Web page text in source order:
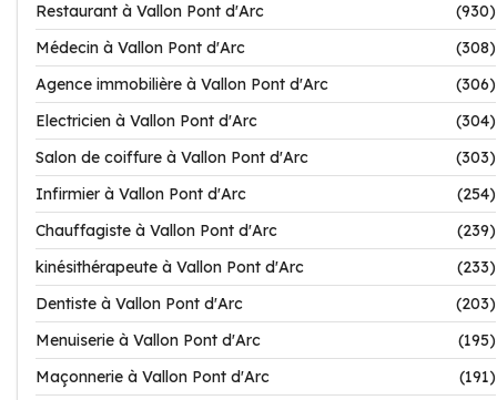
Restaurant à Vallon Pont d'Arc
(930)
Médecin à Vallon Pont d'Arc
(308)
Agence immobilière à Vallon Pont d'Arc
(306)
Electricien à Vallon Pont d'Arc
(304)
Salon de coiffure à Vallon Pont d'Arc
(303)
Infirmier à Vallon Pont d'Arc
(254)
Chauffagiste à Vallon Pont d'Arc
(239)
kinésithérapeute à Vallon Pont d'Arc
(233)
Dentiste à Vallon Pont d'Arc
(203)
Menuiserie à Vallon Pont d'Arc
(195)
Maçonnerie à Vallon Pont d'Arc
(191)